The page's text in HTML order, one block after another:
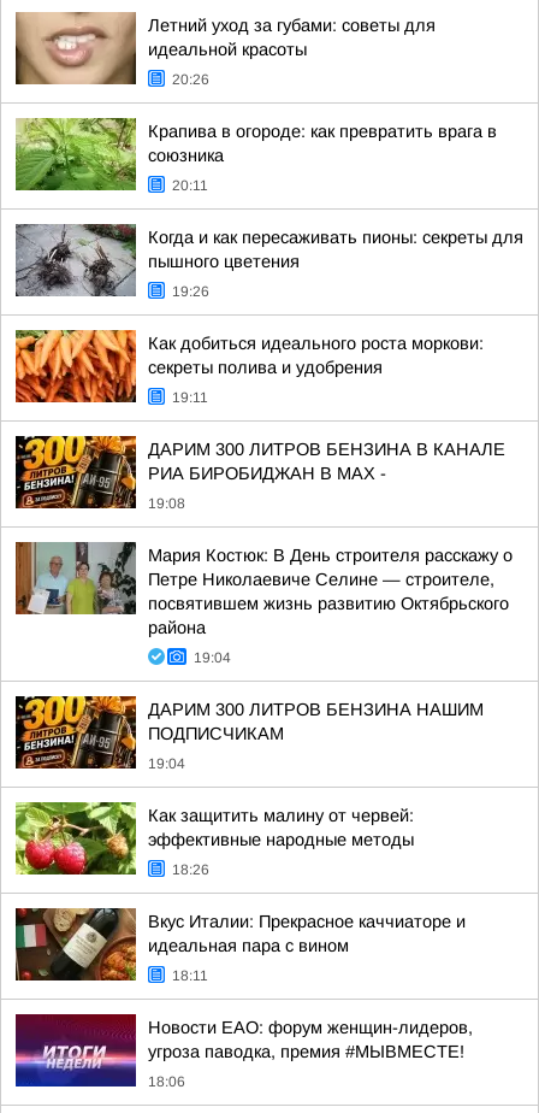
Летний уход за губами: советы для
идеальной красоты
20:26
Крапива в огороде: как превратить врага в
союзника
20:11
Когда и как пересаживать пионы: секреты для
пышного цветения
19:26
Как добиться идеального роста моркови:
секреты полива и удобрения
19:11
ДАРИМ 300 ЛИТРОВ БЕНЗИНА В КАНАЛЕ
РИА БИРОБИДЖАН В МАХ -
19:08
Мария Костюк: В День строителя расскажу о
Петре Николаевиче Селине — строителе,
посвятившем жизнь развитию Октябрьского
района
19:04
ДАРИМ 300 ЛИТРОВ БЕНЗИНА НАШИМ
ПОДПИСЧИКАМ
19:04
Как защитить малину от червей:
эффективные народные методы
18:26
Вкус Италии: Прекрасное каччиаторе и
идеальная пара с вином
18:11
Новости ЕАО: форум женщин-лидеров,
угроза паводка, премия #МЫВМЕСТЕ!
18:06